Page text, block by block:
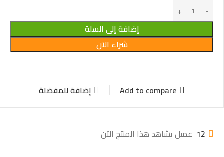
إضافة إلى السلة
شراء الآن
Add to compare إضافة للمفضلة
12 عميل يشاهد هذا المنتج الآن